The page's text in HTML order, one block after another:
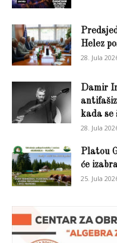
Helez
28. Jula
Damir
kada se
28. Jula
Platou
će
25. Jula